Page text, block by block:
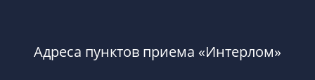
Адреса пунктов приема «Интерлом»